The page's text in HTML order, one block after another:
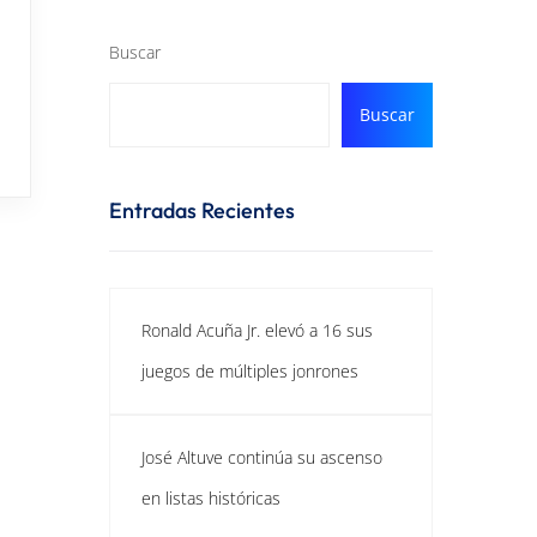
Buscar
Buscar
Entradas Recientes
Ronald Acuña Jr. elevó a 16 sus
juegos de múltiples jonrones
José Altuve continúa su ascenso
en listas históricas